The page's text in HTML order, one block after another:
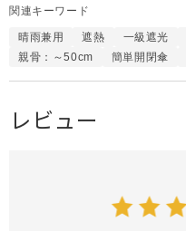
関連キーワード
晴雨兼用 遮熱 一級遮光
親骨：～50cm
簡単開閉傘
レビュー